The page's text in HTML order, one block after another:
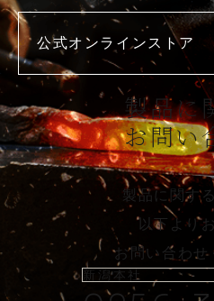
公式オンラインストア
製品に
お問い
製品に関す
以下より
お問い合わせ
新潟本社